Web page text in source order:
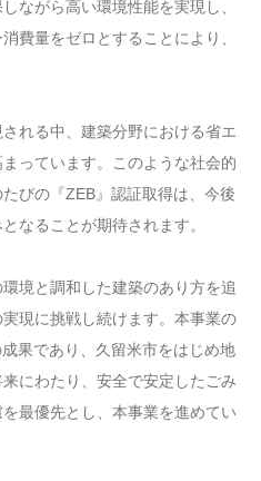
ながら高い環境性能を実現し、
費量をゼロとすることにより、
れる中、建築分野における省エ
っています。このような社会的
びの『ZEB』認証取得は、今後
なることが期待されます。
境と調和した建築のあり方を追
現に挑戦し続けます。本事業の
果であり、久留米市をはじめ地
にわたり、安全で安定したごみ
最優先とし、本事業を進めてい